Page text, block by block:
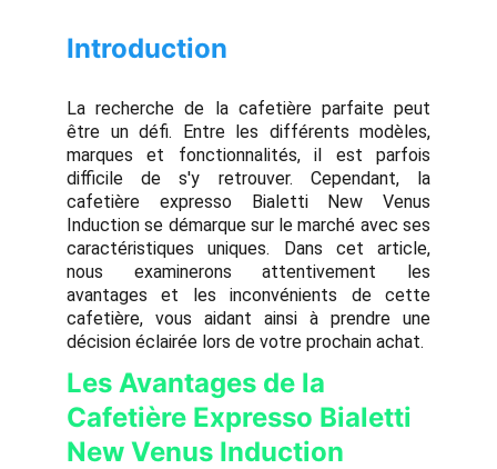
Introduction
La recherche de la cafetière parfaite peut
être un défi. Entre les différents modèles,
marques et fonctionnalités, il est parfois
difficile de s'y retrouver. Cependant, la
cafetière expresso Bialetti New Venus
Induction se démarque sur le marché avec ses
caractéristiques uniques. Dans cet article,
nous examinerons attentivement les
avantages et les inconvénients de cette
cafetière, vous aidant ainsi à prendre une
décision éclairée lors de votre prochain achat.
Les Avantages de la
Cafetière Expresso Bialetti
New Venus Induction